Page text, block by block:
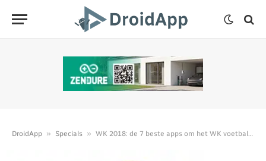
DroidApp » Specials » WK 2018: de 7 beste apps om het WK voetbal te volgen